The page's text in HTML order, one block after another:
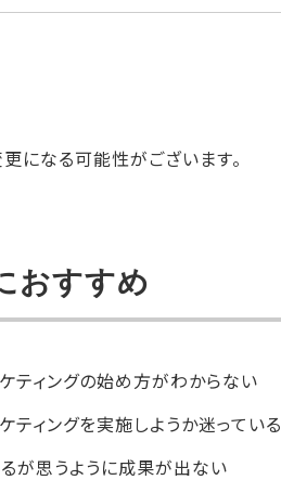
になる可能性がございます。
おすすめ
ティングの始め方がわからない
ティングを実施しようか迷っている
が思うように成果が出ない